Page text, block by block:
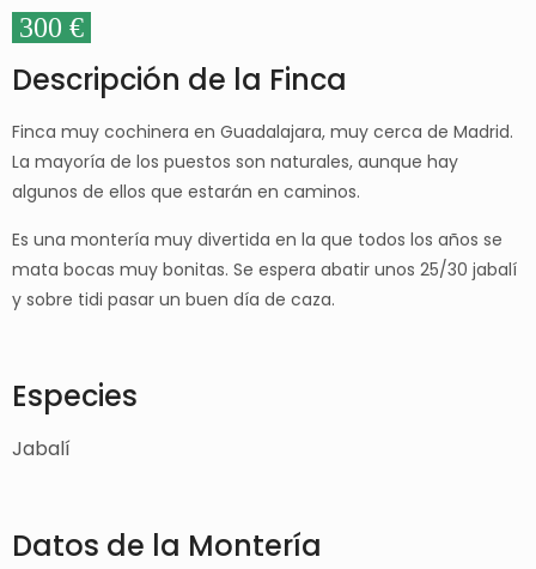
300 €
Descripción de la Finca
Finca muy cochinera en Guadalajara, muy cerca de Madrid.
La mayoría de los puestos son naturales, aunque hay
algunos de ellos que estarán en caminos.
Es una montería muy divertida en la que todos los años se
mata bocas muy bonitas. Se espera abatir unos 25/30 jabalí
y sobre tidi pasar un buen día de caza.
Especies
Jabalí
Datos de la Montería